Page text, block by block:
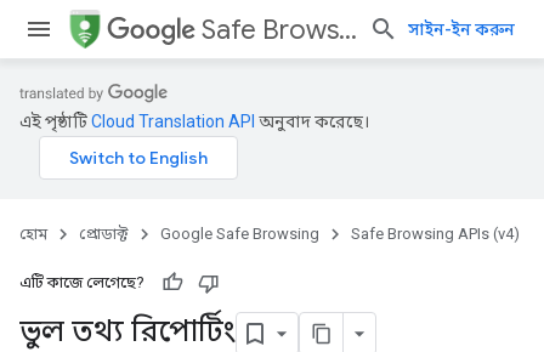
Safe Browsing সাইন-ইন করুন
এই পৃষ্ঠাটিCloud Translation API অনুবাদ করেছে।
হোম প্রোডাক্ট Google Safe Browsing Safe Browsing APIs (v4)
এটি কাজে লেগেছে?
ভুল তথ্য রিপোর্টিং